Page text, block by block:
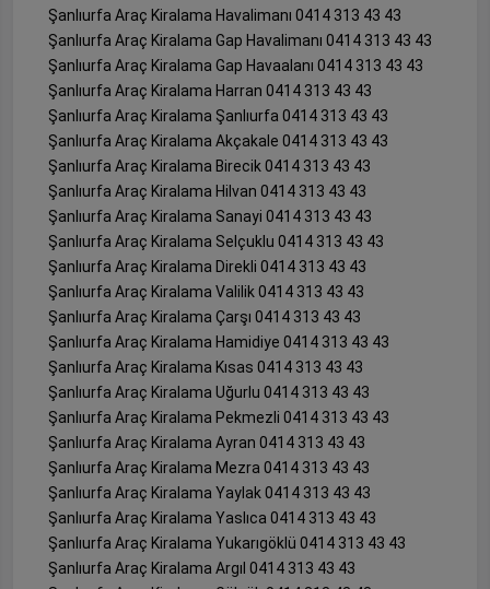
Şanlıurfa Araç Kiralama Havalimanı 0414 313 43 43
Şanlıurfa Araç Kiralama Gap Havalimanı 0414 313 43 43
Şanlıurfa Araç Kiralama Gap Havaalanı 0414 313 43 43
Şanlıurfa Araç Kiralama Harran 0414 313 43 43
Şanlıurfa Araç Kiralama Şanlıurfa 0414 313 43 43
Şanlıurfa Araç Kiralama Akçakale 0414 313 43 43
Şanlıurfa Araç Kiralama Birecik 0414 313 43 43
Şanlıurfa Araç Kiralama Hilvan 0414 313 43 43
Şanlıurfa Araç Kiralama Sanayi 0414 313 43 43
Şanlıurfa Araç Kiralama Selçuklu 0414 313 43 43
Şanlıurfa Araç Kiralama Direkli 0414 313 43 43
Şanlıurfa Araç Kiralama Valilik 0414 313 43 43
Şanlıurfa Araç Kiralama Çarşı 0414 313 43 43
Şanlıurfa Araç Kiralama Hamidiye 0414 313 43 43
Şanlıurfa Araç Kiralama Kısas 0414 313 43 43
Şanlıurfa Araç Kiralama Uğurlu 0414 313 43 43
Şanlıurfa Araç Kiralama Pekmezli 0414 313 43 43
Şanlıurfa Araç Kiralama Ayran 0414 313 43 43
Şanlıurfa Araç Kiralama Mezra 0414 313 43 43
Şanlıurfa Araç Kiralama Yaylak 0414 313 43 43
Şanlıurfa Araç Kiralama Yaslıca 0414 313 43 43
Şanlıurfa Araç Kiralama Yukarıgöklü 0414 313 43 43
Şanlıurfa Araç Kiralama Argıl 0414 313 43 43